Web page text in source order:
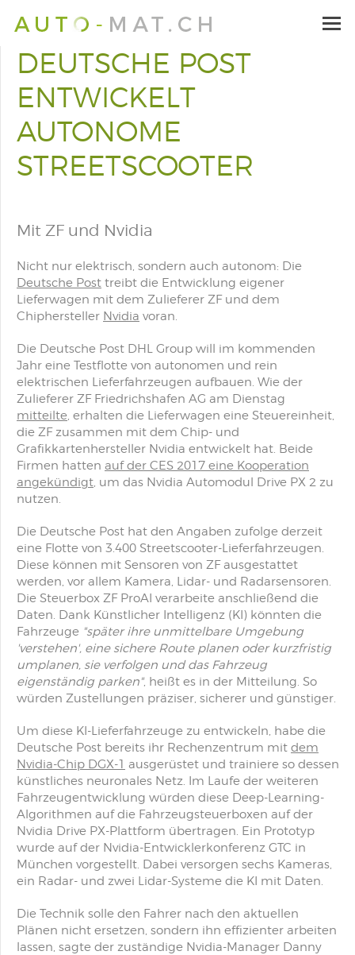
DEUTSCHE POST
ENTWICKELT
AUTONOME
STREETSCOOTER
Mit ZF und Nvidia
Nicht nur elektrisch, sondern auch autonom: Die
Deutsche Post treibt die Entwicklung eigener
Lieferwagen mit dem Zulieferer ZF und dem
Chiphersteller Nvidia voran.
Die Deutsche Post DHL Group will im kommenden
Jahr eine Testflotte von autonomen und rein
elektrischen Lieferfahrzeugen aufbauen. Wie der
Zulieferer ZF Friedrichshafen AG am Dienstag
mitteilte, erhalten die Lieferwagen eine Steuereinheit,
die ZF zusammen mit dem Chip- und
Grafikkartenhersteller Nvidia entwickelt hat. Beide
Firmen hatten auf der CES 2017 eine Kooperation
angekündigt, um das Nvidia Automodul Drive PX 2 zu
nutzen.
Die Deutsche Post hat den Angaben zufolge derzeit
eine Flotte von 3.400 Streetscooter-Lieferfahrzeugen.
Diese können mit Sensoren von ZF ausgestattet
werden, vor allem Kamera, Lidar- und Radarsensoren.
Die Steuerbox ZF ProAI verarbeite anschließend die
Daten. Dank Künstlicher Intelligenz (KI) könnten die
Fahrzeuge "später ihre unmittelbare Umgebung
'verstehen', eine sichere Route planen oder kurzfristig
umplanen, sie verfolgen und das Fahrzeug
eigenständig parken", heißt es in der Mitteilung. So
würden Zustellungen präziser, sicherer und günstiger.
Um diese KI-Lieferfahrzeuge zu entwickeln, habe die
Deutsche Post bereits ihr Rechenzentrum mit dem
Nvidia-Chip DGX-1 ausgerüstet und trainiere so dessen
künstliches neuronales Netz. Im Laufe der weiteren
Fahrzeugentwicklung würden diese Deep-Learning-
Algorithmen auf die Fahrzeugsteuerboxen auf der
Nvidia Drive PX-Plattform übertragen. Ein Prototyp
wurde auf der Nvidia-Entwicklerkonferenz GTC in
München vorgestellt. Dabei versorgen sechs Kameras,
ein Radar- und zwei Lidar-Systeme die KI mit Daten.
Die Technik solle den Fahrer nach den aktuellen
Plänen nicht ersetzen, sondern ihn effizienter arbeiten
lassen, sagte der zuständige Nvidia-Manager Danny